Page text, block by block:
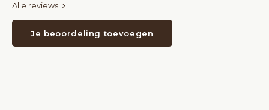
Alle reviews
Je beoordeling toevoegen